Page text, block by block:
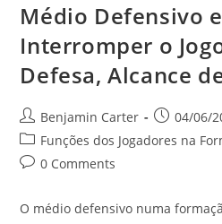
Médio Defensivo
Interromper o
Defesa, Alcance
Post
author:
Benjamin Carter
Post
published:
04/06/
Post
category:
Funções dos Jogadores na
Post0 Comments
O médio defensivo numa